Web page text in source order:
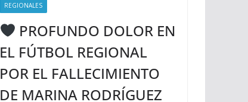
REGIONALES
PROFUNDO DOLOR EN
EL FÚTBOL REGIONAL
POR EL FALLECIMIENTO
DE MARINA RODRÍGUEZ